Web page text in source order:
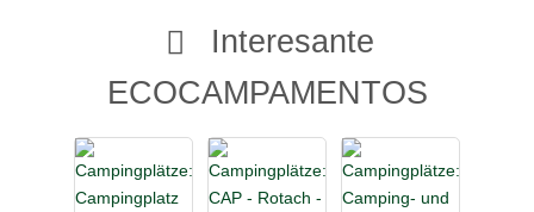
Interesante
ECOCAMPAMENTOS